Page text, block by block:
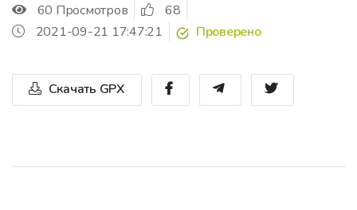
60 Просмотров
68
2021-09-21 17:47:21
Проверено
Скачать GPX